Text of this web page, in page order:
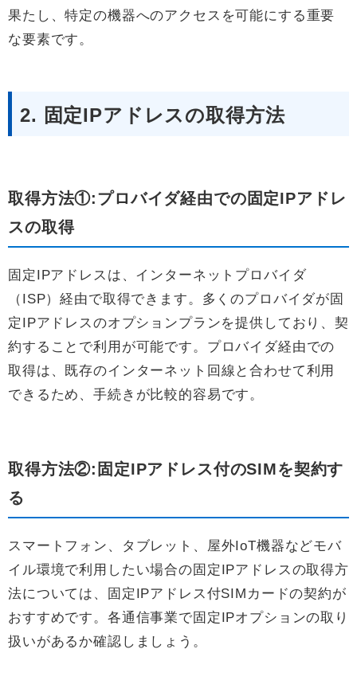
果たし、特定の機器へのアクセスを可能にする重要
な要素です。
2. 固定IPアドレスの取得方法
取得方法①:プロバイダ経由での固定IPアドレ
スの取得
固定IPアドレスは、インターネットプロバイダ
（ISP）経由で取得できます。多くのプロバイダが固
定IPアドレスのオプションプランを提供しており、契
約することで利用が可能です。プロバイダ経由での
取得は、既存のインターネット回線と合わせて利用
できるため、手続きが比較的容易です。
取得方法②:固定IPアドレス付のSIMを契約す
る
スマートフォン、タブレット、屋外IoT機器などモバ
イル環境で利用したい場合の固定IPアドレスの取得方
法については、固定IPアドレス付SIMカードの契約が
おすすめです。各通信事業で固定IPオプションの取り
扱いがあるか確認しましょう。